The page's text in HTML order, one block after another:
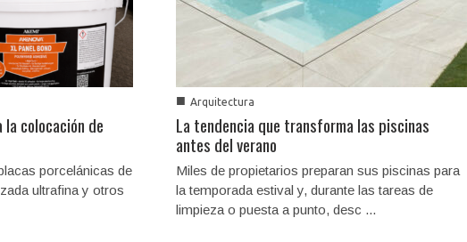
colocación de
porcelánicas de
ultrafina y otros
■ Arquitectura
La tendencia que transforma las piscinas
antes del verano
Miles de propietarios preparan sus piscinas para
la temporada estival y, durante las tareas de
limpieza o puesta a punto, desc ...